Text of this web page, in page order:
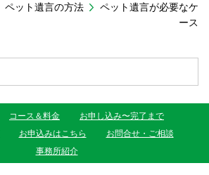
ペット遺言の方法
ペット遺言が必要なケ
ース
コース＆料金
お申し込み〜完了まで
お申込みはこちら
お問合せ・ご相談
事務所紹介